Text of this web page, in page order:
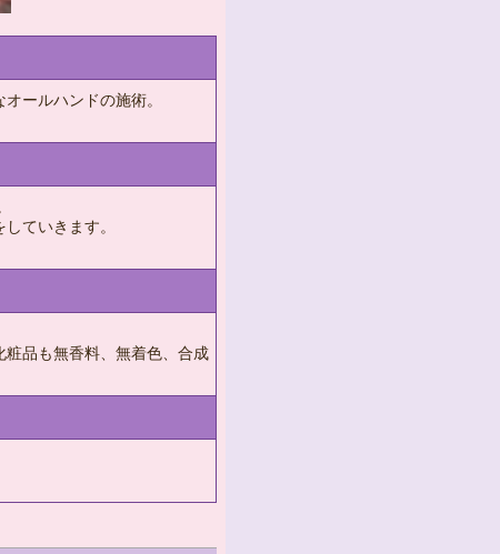
ールハンドの施術。
ていきます。
品も無香料、無着色、合成